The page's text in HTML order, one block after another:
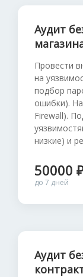
Аудит
Провести
на
подбор
ошибки).
Firewall).
низкие) и
50000
до 7 дней
Аудит